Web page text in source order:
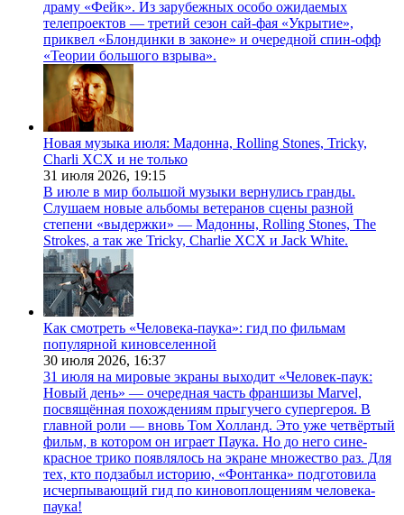
драму «Фейк». Из зарубежных особо ожидаемых
телепроектов — третий сезон сай-фая «Укрытие»,
приквел «Блондинки в законе» и очередной спин-офф
«Теории большого взрыва».
Новая музыка июля: Мадонна, Rolling Stones, Tricky,
Charli XCX и не только
31 июля 2026, 19:15
В июле в мир большой музыки вернулись гранды.
Слушаем новые альбомы ветеранов сцены разной
степени «выдержки» — Мадонны, Rolling Stones, The
Strokes, а так же Tricky, Charlie XCX и Jack White.
Как смотреть «Человека-паука»: гид по фильмам
популярной киновселенной
30 июля 2026, 16:37
31 июля на мировые экраны выходит «Человек-паук:
Новый день» — очередная часть франшизы Marvel,
посвящённая похождениям прыгучего супергероя. В
главной роли — вновь Том Холланд. Это уже четвёртый
фильм, в котором он играет Паука. Но до него сине-
красное трико появлялось на экране множество раз. Для
тех, кто подзабыл историю, «Фонтанка» подготовила
исчерпывающий гид по киновоплощениям человека-
паука!